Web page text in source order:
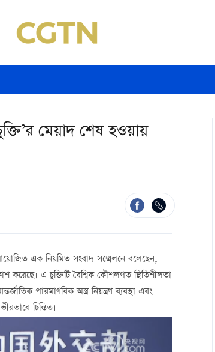
মেয়াদ শেষ হওয়ায়
আয়োজিত এক নিয়মিত সংবাদ সম্মেলনে বলেছেন,
করেছে। এ চুক্তিটি বৈশ্বিক কৌশলগত স্থিতিশীলতা
পারমাণবিক অস্ত্র নিয়ন্ত্রণ ব্যবস্থা এবং
চিন্তিত।